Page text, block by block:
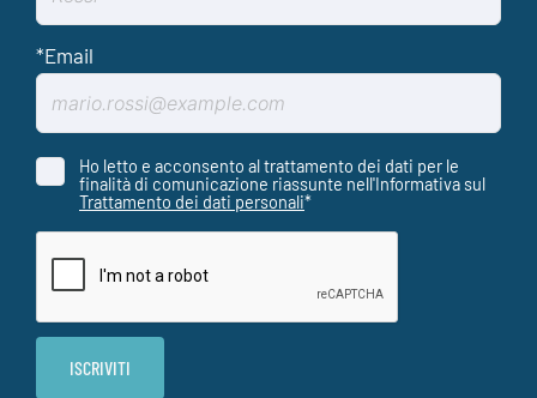
Ho letto e acconsento al trattamento dei dati per le
finalità di comunicazione riassunte nell'Informativa sul
Trattamento dei dati personali*